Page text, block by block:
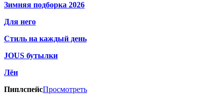
Зимняя подборка 2026
Для него
Стиль на каждый день
JOUS бутылки
Лён
ПиплспейсПросмотреть